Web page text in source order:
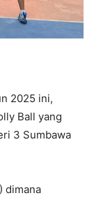
2025 ini,
Ball yang
3 Sumbawa
dimana